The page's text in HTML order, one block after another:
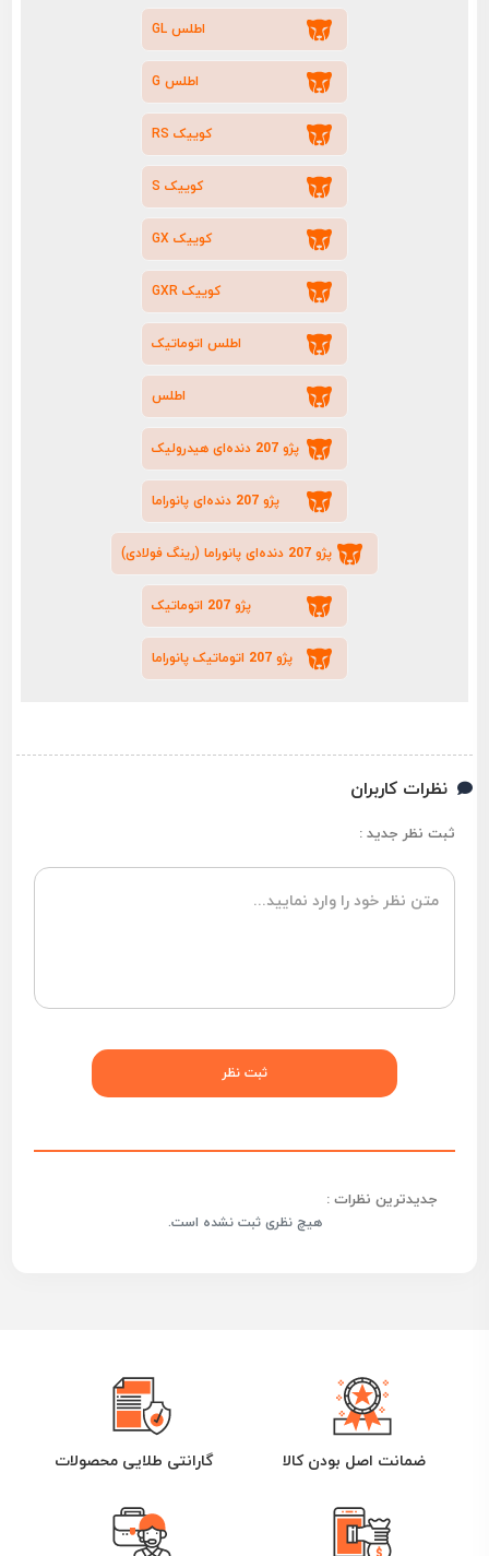
اطلس GL
اطلس G
کوییک RS
کوییک S
کوییک GX
کوییک GXR
اطلس اتوماتیک
اطلس
پژو 207 دنده‌ای هیدرولیک
پژو 207 دنده‌ای پانوراما
پژو 207 دنده‌ای پانوراما (رینگ فولادی)
پژو 207 اتوماتیک
پژو 207 اتوماتیک پانوراما
نظرات کاربران
ثبت نظر جدید :
جدیدترین نظرات :
هیچ نظری ثبت نشده است.
ضمانت اصل بودن کالا گارانتی طلایی محصولات